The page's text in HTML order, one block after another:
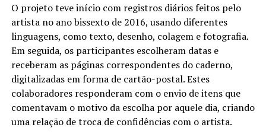
O projeto teve início com registros diários feitos pelo
artista no ano bissexto de 2016, usando diferentes
linguagens, como texto, desenho, colagem e fotografia.
Em seguida, os participantes escolheram datas e
receberam as páginas correspondentes do caderno,
digitalizadas em forma de cartão-postal. Estes
colaboradores responderam com o envio de itens que
comentavam o motivo da escolha por aquele dia, criando
uma relação de troca de confidências com o artista.